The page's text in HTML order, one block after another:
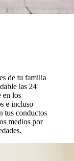
de tu familia
las 24
en los
e incluso
tus conductos
medios por